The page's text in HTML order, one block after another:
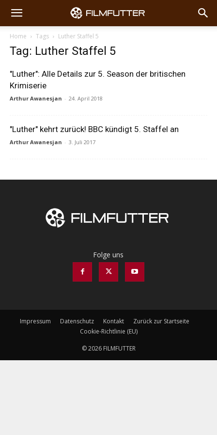
Home Tags Luther Staffel 5
Tag: Luther Staffel 5
"Luther": Alle Details zur 5. Season der britischen
Krimiserie
Arthur Awanesjan - 24. April 2018
"Luther" kehrt zurück! BBC kündigt 5. Staffel an
Arthur Awanesjan - 3. Juli 2017
Folge uns
Impressum Datenschutz Kontakt
Zurück zur Startseite
Cookie-Richtlinie (EU)
© 2026 FILMFUTTER